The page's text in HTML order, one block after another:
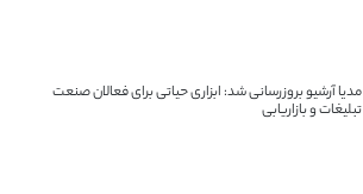
مدیا آرشیو بروزرسانی شد: ابزاری حیاتی برای فعالان صنعت
تبلیغات و بازاریابی